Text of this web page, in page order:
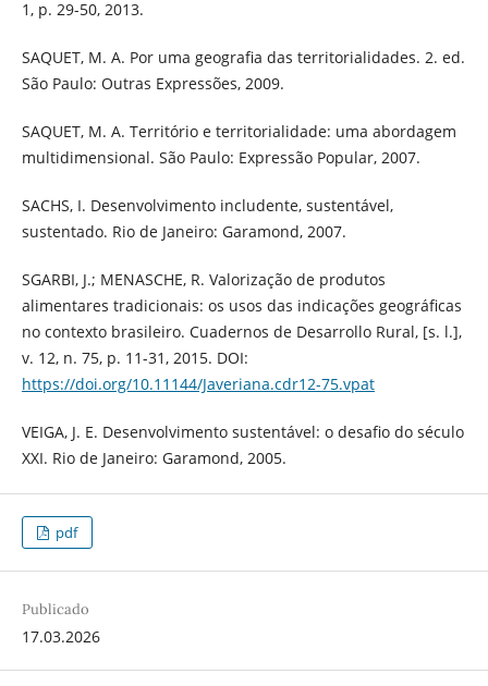
1, p. 29-50, 2013.
SAQUET, M. A. Por uma geografia das territorialidades. 2. ed.
São Paulo: Outras Expressões, 2009.
SAQUET, M. A. Território e territorialidade: uma abordagem
multidimensional. São Paulo: Expressão Popular, 2007.
SACHS, I. Desenvolvimento includente, sustentável,
sustentado. Rio de Janeiro: Garamond, 2007.
SGARBI, J.; MENASCHE, R. Valorização de produtos
alimentares tradicionais: os usos das indicações geográficas
no contexto brasileiro. Cuadernos de Desarrollo Rural, [s. l.],
v. 12, n. 75, p. 11-31, 2015. DOI:
https://doi.org/10.11144/Javeriana.cdr12-75.vpat
VEIGA, J. E. Desenvolvimento sustentável: o desafio do século
XXI. Rio de Janeiro: Garamond, 2005.
pdf
Publicado
17.03.2026